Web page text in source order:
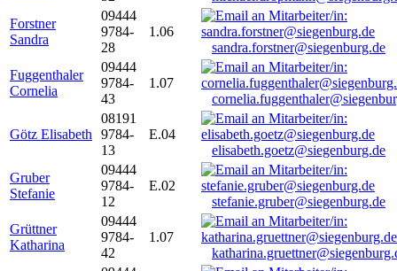
Forstner
Sandra
09444
9784-
28
1.06
sandra.forstner@siegenburg.de
Fuggenthaler
Cornelia
09444
9784-
43
1.07
Götz Elisabeth
08191
9784-
13
E.04
elisabeth.goetz@siegenburg.de
Gruber
Stefanie
09444
9784-
12
E.02
stefanie.gruber@siegenburg.de
Grüttner
Katharina
09444
9784-
42
1.07